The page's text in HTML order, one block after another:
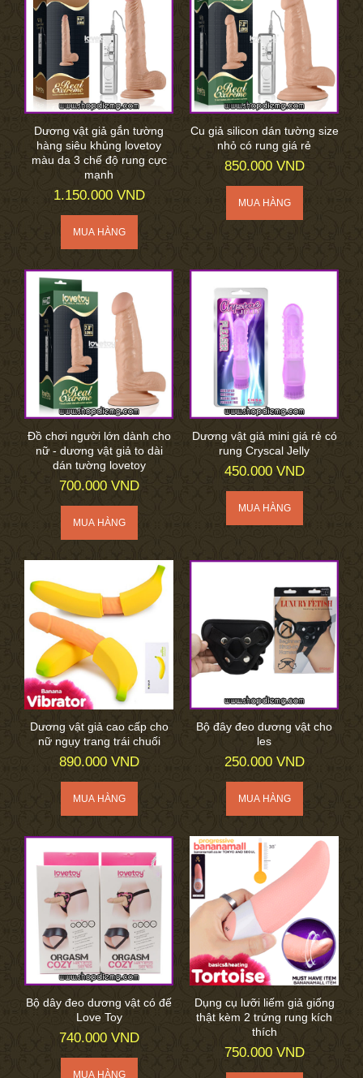
Dương vật giả gắn tường
hàng siêu khủng lovetoy
màu da 3 chế độ rung cực
mạnh
1.150.000 VND
Cu giả silicon dán tường size
nhỏ có rung giá rẻ
850.000 VND
Đồ chơi người lớn dành cho
nữ - dương vật giả to dài
dán tường lovetoy
700.000 VND
Dương vật giả mini giá rẻ có
rung Cryscal Jelly
450.000 VND
Dương vật giả cao cấp cho
nữ ngụy trang trái chuối
890.000 VND
Bộ đây đeo dương vật cho
les
250.000 VND
Bộ dây đeo dương vật có đế
Love Toy
740.000 VND
Dụng cụ lưỡi liếm giả giống
thật kèm 2 trứng rung kích
thích
750.000 VND